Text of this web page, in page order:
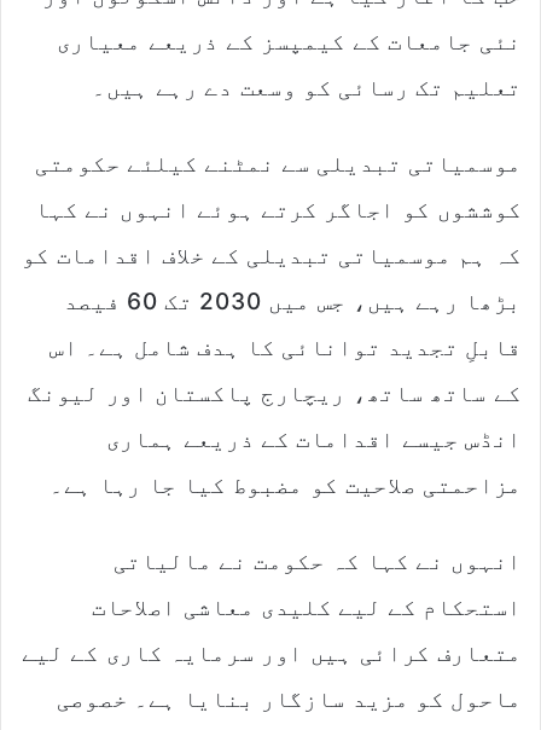
نئی جامعات کے کیمپسز کے ذریعے معیاری
تعلیم تک رسائی کو وسعت دے رہے ہیں۔
موسمیاتی تبدیلی سے نمٹنے کیلئے حکومتی
کوششوں کو اجاگر کرتے ہوئے انہوں نے کہا
کہ ہم موسمیاتی تبدیلی کے خلاف اقدامات کو
بڑھا رہے ہیں، جس میں 2030 تک 60 فیصد
قابلِ تجدید توانائی کا ہدف شامل ہے۔ اس
کے ساتھ ساتھ، ریچارج پاکستان اور لیونگ
انڈس جیسے اقدامات کے ذریعے ہماری
مزاحمتی صلاحیت کو مضبوط کیا جا رہا ہے۔
انہوں نے کہا کہ حکومت نے مالیاتی
استحکام کے لیے کلیدی معاشی اصلاحات
متعارف کرائی ہیں اور سرمایہ کاری کے لیے
ماحول کو مزید سازگار بنایا ہے۔ خصوصی